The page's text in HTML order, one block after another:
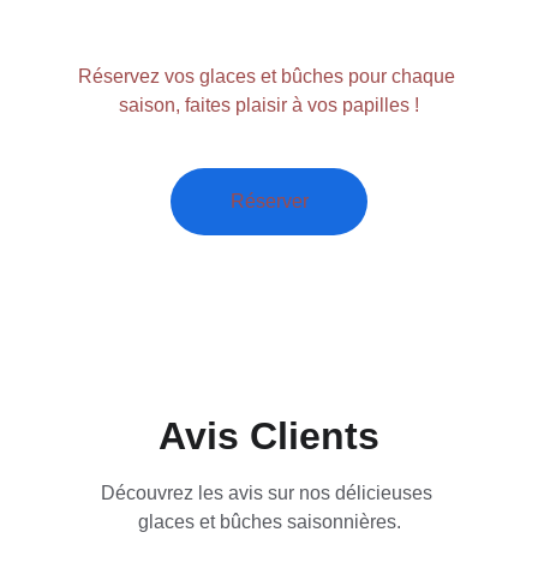
Réservez vos glaces et bûches pour chaque
saison, faites plaisir à vos papilles !
Réserver
Avis Clients
Découvrez les avis sur nos délicieuses
glaces et bûches saisonnières.